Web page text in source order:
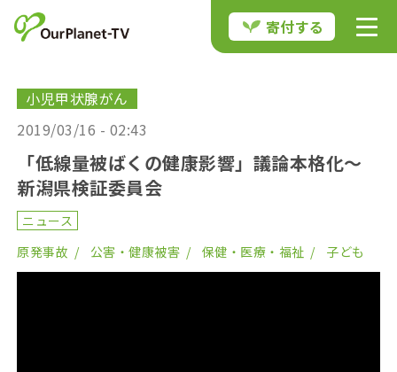
寄付する
小児甲状腺がん
2019/03/16 - 02:43
「低線量被ばくの健康影響」議論本格化〜
新潟県検証委員会
ニュース
原発事故
公害・健康被害 保健・医療・福祉 子ども